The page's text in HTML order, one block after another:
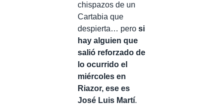
chispazos de un
Cartabia que
despierta… pero si
hay alguien que
salió reforzado de
lo ocurrido el
miércoles en
Riazor, ese es
José Luis Martí.